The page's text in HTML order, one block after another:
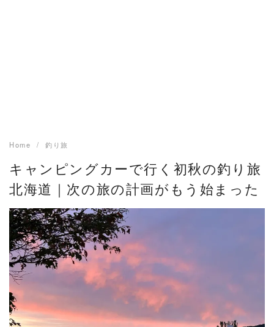
Home 釣り旅
キャンピングカーで行く初秋の釣り旅
北海道｜次の旅の計画がもう始まった